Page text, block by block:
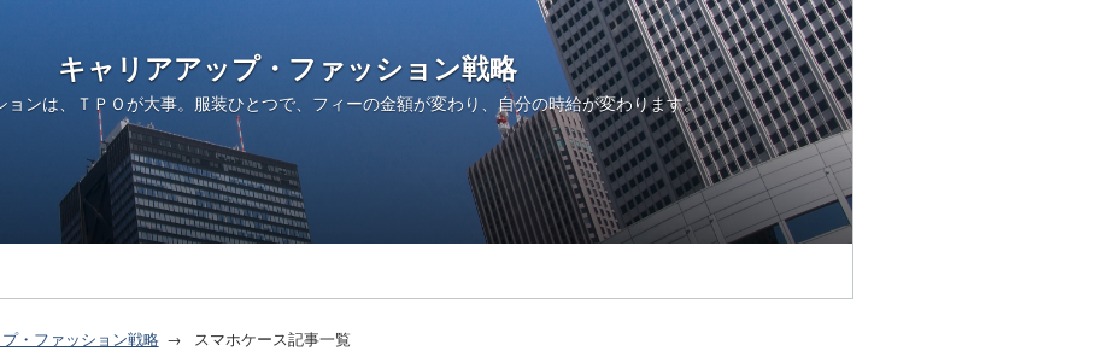
キャリアアップ・ファッション戦略
ョンは、ＴＰＯが大事。服装ひとつで、フィーの金額が変わり、自分の時給が変わります。
・ファッション戦略 スマホケース記事一覧